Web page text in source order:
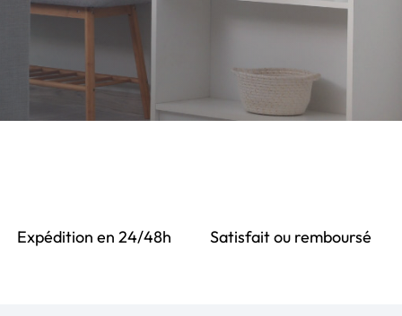
Expédition en 24/48h Satisfait ou remboursé